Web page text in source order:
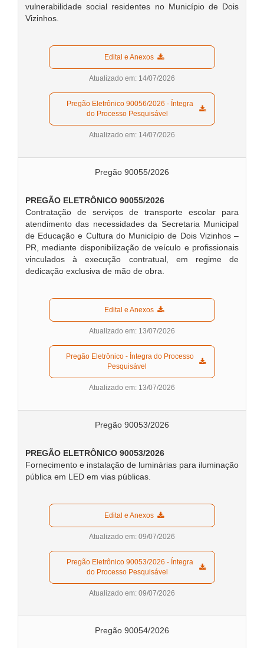
vulnerabilidade social residentes no Município de Dois
Vizinhos.
  Edital e Anexos
Atualizado em: 14/07/2026
do Processo Pesquisável
Atualizado em: 14/07/2026
Pregão 90055/2026
PREGÃO ELETRÔNICO 90055/2026
Contratação de serviços de transporte escolar para
atendimento das necessidades da Secretaria Municipal
de Educação e Cultura do Município de Dois Vizinhos –
PR, mediante disponibilização de veículo e profissionais
vinculados à execução contratual, em regime de
dedicação exclusiva de mão de obra.
  Edital e Anexos
Atualizado em: 13/07/2026
Pesquisável
Atualizado em: 13/07/2026
Pregão 90053/2026
PREGÃO ELETRÔNICO 90053/2026
Fornecimento e instalação de luminárias para iluminação
pública em LED em vias públicas.
  Edital e Anexos
Atualizado em: 09/07/2026
do Processo Pesquisável
Atualizado em: 09/07/2026
Pregão 90054/2026